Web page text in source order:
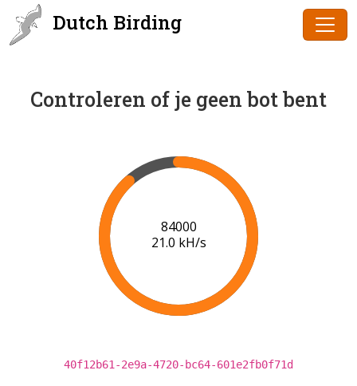
Dutch Birding
Controleren of je geen bot bent
86000
21.1 kH/s
40f12b61-2e9a-4720-bc64-601e2fb0f71d